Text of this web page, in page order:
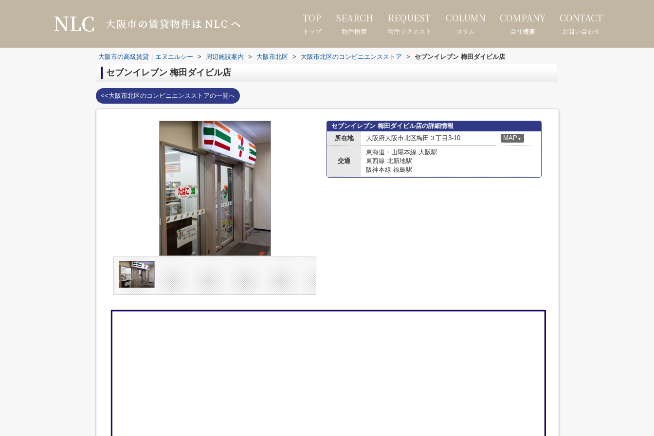
TOP
トップ
SEARCH
物件検索
REQUEST
物件リクエスト
COLUMN
コラム
COMPANY
会社概要
CONTACT
お問い合わせ
大阪市の高級賃貸｜エヌエルシー > 周辺施設案内 > 大阪市北区 > 大阪市北区のコンビニエンスストア > セブンイレブン 梅田ダイビル店
セブンイレブン 梅田ダイビル店
<<大阪市北区のコンビニエンスストアの一覧へ
セブンイレブン 梅田ダイビル店の詳細情報
所在地
大阪府大阪市北区梅田３丁目3-10 MAP ▼
交通
東海道・山陽本線 大阪駅
東西線 北新地駅
阪神本線 福島駅